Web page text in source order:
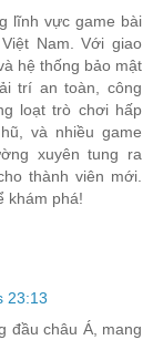
lĩnh vực game bài
Nam. Với giao
hệ thống bảo mật
trí an toàn, công
loạt trò chơi hấp
và nhiều game
xuyên tung ra
thành viên mới.
khám phá!
23:13
đầu châu Á, mang